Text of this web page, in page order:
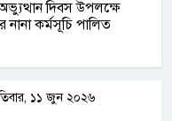
দিবস উপলক্ষে
কর্মসূচি পালিত
১১ জুন ২০২৬